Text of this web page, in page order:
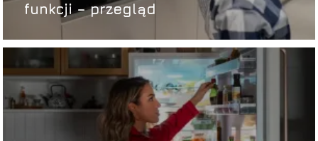
funkcji – przegląd